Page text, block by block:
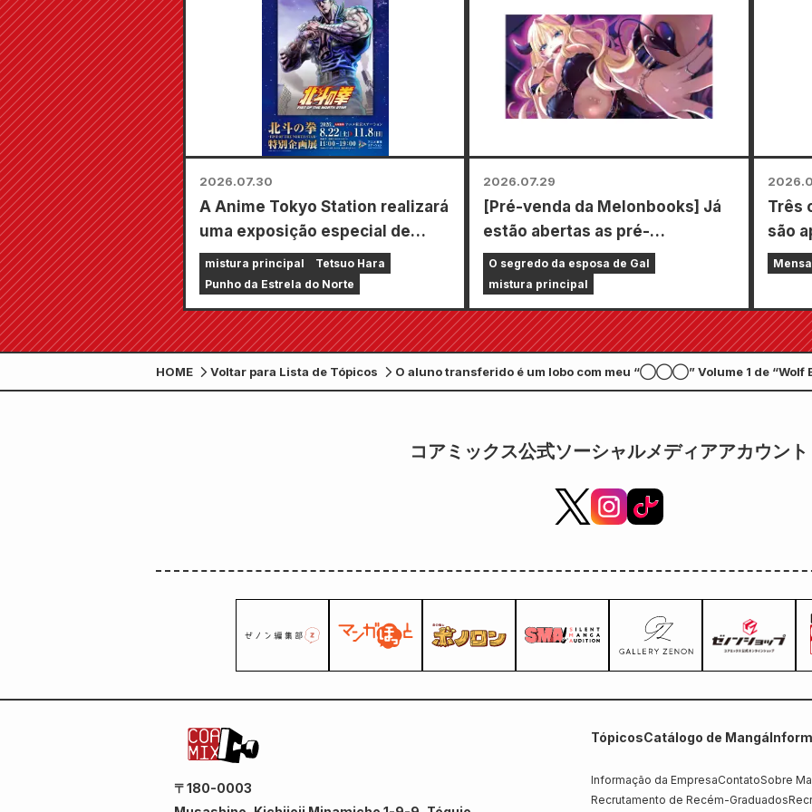
2026.07.30
A Anime Tokyo Station realizará
uma exposição especial de
"Fist of the North Star"!!
mistura principal
Tetsuo Hara
Punho da Estrela do Norte
2026.07.29
[Pré-venda da Melonbooks] Já
estão abertas as pré-
encomendas da edição limitada
com um tapete de jogo especial
com uma ilustração
deslumbrante de Fuyuki Tojo
desenhada por Kudou! O
volume 6 de "The Secret of the
O segredo da esposa de Gal
mistura principal
Três
são
HOME Voltar para Lista de Tópicos
O aluno transferido é um lobo com meu “◯◯◯” Volume 1 de “Wolf
janeiro. Um evento comemorativo será realizado na cidade de
コアミックス公式ソーシャルメディアアカウント
〒180-0003
TópicosCatálogo de Mangá
Informação da EmpresaContatoSobre
Recrutamento de Recém-Graduados